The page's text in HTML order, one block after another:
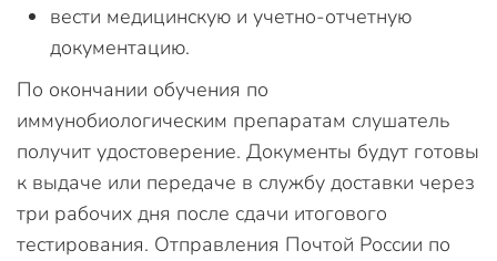
вести медицинскую и учетно-отчетную
документацию.
По окончании обучения по
иммунобиологическим препаратам слушатель
получит удостоверение. Документы будут готовы
к выдаче или передаче в службу доставки через
три рабочих дня после сдачи итогового
тестирования. Отправления Почтой России по